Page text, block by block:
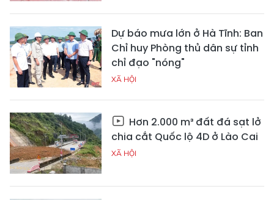
Dự báo mưa lớn ở Hà Tĩnh: Ban
Chỉ huy Phòng thủ dân sự tỉnh
chỉ đạo "nóng"
XÃ HỘI
Hơn 2.000 m³ đất đá sạt lở
chia cắt Quốc lộ 4D ở Lào Cai
XÃ HỘI